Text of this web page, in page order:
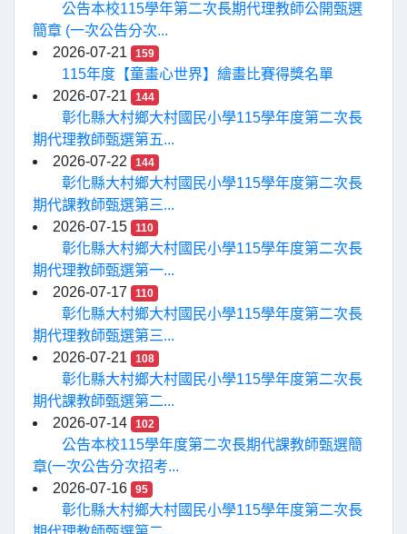
公告本校115學年第二次長期代理教師公開甄選
簡章 (一次公告分次...
2026-07-21
159
115年度【童畫心世界】繪畫比賽得獎名單
2026-07-21
144
彰化縣大村鄉大村國民小學115學年度第二次長
期代理教師甄選第五...
2026-07-22
144
彰化縣大村鄉大村國民小學115學年度第二次長
期代課教師甄選第三...
2026-07-15
110
彰化縣大村鄉大村國民小學115學年度第二次長
期代理教師甄選第一...
2026-07-17
110
彰化縣大村鄉大村國民小學115學年度第二次長
期代理教師甄選第三...
2026-07-21
108
彰化縣大村鄉大村國民小學115學年度第二次長
期代課教師甄選第二...
2026-07-14
102
公告本校115學年度第二次長期代課教師甄選簡
章(一次公告分次招考...
2026-07-16
95
彰化縣大村鄉大村國民小學115學年度第二次長